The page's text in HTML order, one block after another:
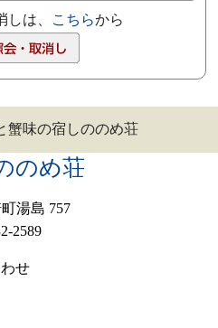
は、 こちらから
蟹味の宿しののめ荘
湯島 757
2589
せ